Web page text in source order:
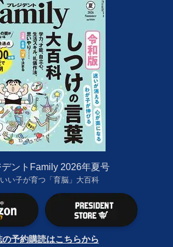
デントFamily 2026年夏号
い子が育つ「育脳」大百科
の予約購読はこちらから